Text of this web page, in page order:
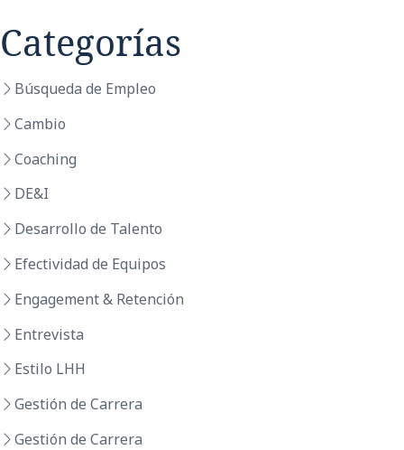
Categorías
Búsqueda de Empleo
Cambio
Coaching
DE&I
Desarrollo de Talento
Efectividad de Equipos
Engagement & Retención
Entrevista
Estilo LHH
Gestión de Carrera
Gestión de Carrera